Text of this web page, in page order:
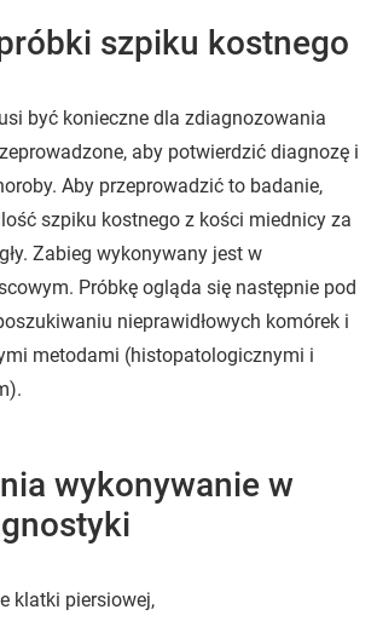
szpiku kostnego
być konieczne dla zdiagnozowania
aby potwierdzić diagnozę i
Aby przeprowadzić to badanie,
szpiku kostnego z kości miednicy za
Zabieg wykonywany jest w
Próbkę ogląda się następnie pod
nieprawidłowych komórek i
metodami (histopatologicznymi i
wykonywanie w
klatki piersiowej,